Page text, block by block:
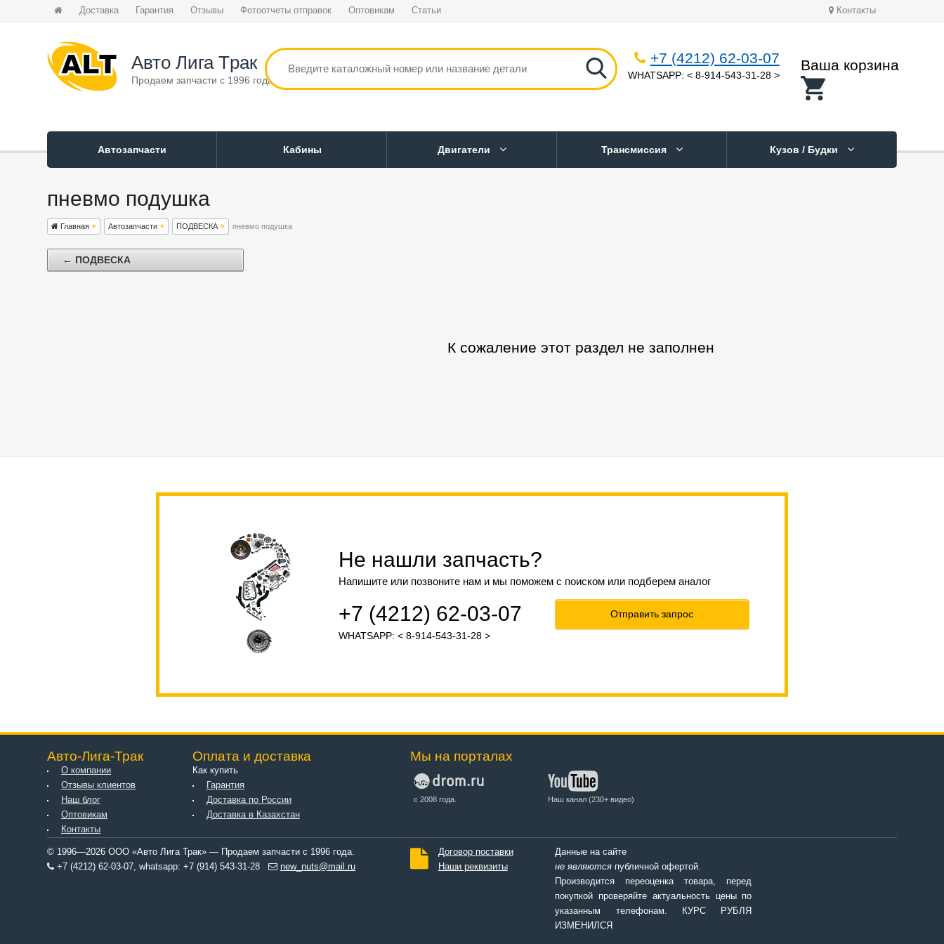
Доставка Гарантия Отзывы Фотоотчеты отправок Оптовикам Статьи Контакты
Авто Лига Tрак
Продаем запчасти с 1996 года
+7 (4212) 62-03-07
WHATSAPP: < 8-914-543-31-28 >
Ваша корзина
Автозапчасти Кабины Двигатели Трансмиссия Кузов / Будки
пневмо подушка
Главная Автозапчасти ПОДВЕСКА пневмо подушка
← ПОДВЕСКА
К сожаление этот раздел не заполнен
Не нашли запчасть?
Напишите или позвоните нам и мы поможем с поиском или подберем аналог
+7 (4212) 62-03-07
WHATSAPP: < 8-914-543-31-28 >
Отправить запрос
Авто-Лига-Трак
О компании
Отзывы клиентов
Наш блог
Оптовикам
Контакты
Оплата и доставка
Как купить
Гарантия
Доставка по России
Доставка в Казахстан
Мы на порталах
с 2008 года. Наш канал (230+ видео)
© 1996—2026 ООО «Авто Лига Трак» — Продаем запчасти с 1996 года.
+7 (4212) 62-03-07, whatsapp: +7 (914) 543-31-28
new_nuts@mail.ru
Договор поставки
Наши реквизиты
Данные на сайте
не являются публичной офертой.
Производится переоценка товара, перед
покупкой проверяйте актуальность цены по
указанным телефонам. КУРС РУБЛЯ
ИЗМЕНИЛСЯ